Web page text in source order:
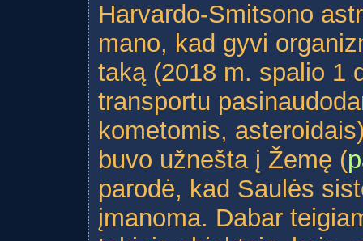
Harvardo-Smitsono
mano, kad gyvi
taką (2018 m. spalio 1
transportu
kometomis,
buvo užnešta į Žemę (
parodė, kad Saulės
įmanoma. Dabar